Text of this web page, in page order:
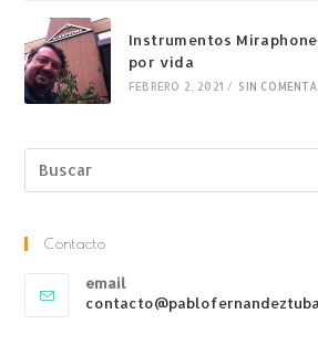
Instrumentos
por vida
FEBRERO 2, 2021 / SIN
Contacto
email